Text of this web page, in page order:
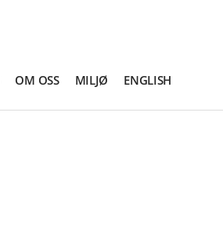
OM OSS MILJØ ENGLISH